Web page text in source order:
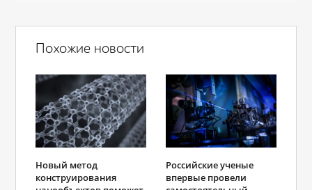
Похожие новости
Новый метод
конструирования
Российские ученые
впервые провели